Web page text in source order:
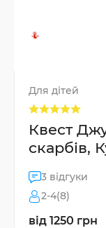
Для дітей
Квест
скарбів,
3 відгуки
2-4(8)
від 1250 грн